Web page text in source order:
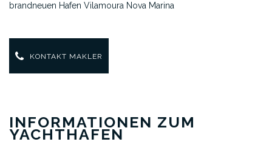
brandneuen Hafen Vilamoura Nova Marina
KONTAKT MAKLER
INFORMATIONEN ZUM
YACHTHAFEN